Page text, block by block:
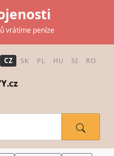
vrátíme peníze
CZ SK PL HU SI RO